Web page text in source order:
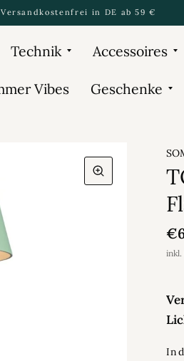
Versandkostenfrei in DE ab 59 €
Technik Accessoires
Vibes Geschenke
inkl.